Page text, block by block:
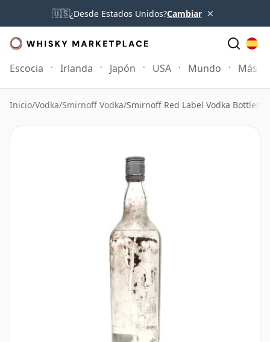
🇺🇸¿Desde Estados Unidos?Cambiar ×
Escocia Irlanda Japón USA Mundo Más
Inicio/Vodka/Smirnoff Vodka/Smirnoff Red Label Vodka Bottled